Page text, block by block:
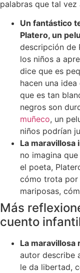
palabras que tal vez
Un fantástico
Platero, un
descripción de
los niños a
dice que es
hacen una
que es tan
negros son
muñeco, un
niños podrían
La maravillosa
no imagina
el poeta,
cómo trota por
mariposas,
Más
cuento
La maravillosa
autor describe
le da libertad,